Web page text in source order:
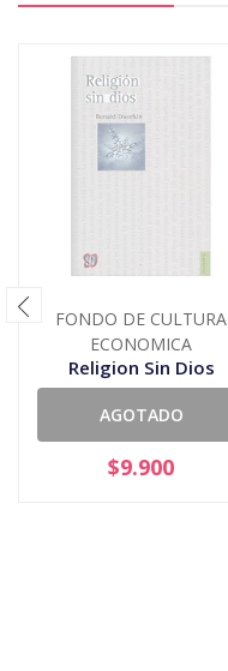
FONDO DE CULTURA
ECONOMICA
Religion Sin Dios
AGOTADO
$9.900